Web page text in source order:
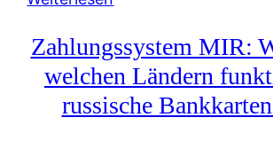
c
h
u
f
Zahlungssystem MIR:
welchen Ländern
russische